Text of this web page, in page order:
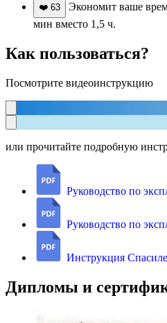
❤️ 63
Экономит ваше
мин вместо 1,5 ч.
Как пользоваться?
Посмотрите видеоинструкцию
или прочитайте подробную
Руководство по
Руководство по
Инструкция
Дипломы и